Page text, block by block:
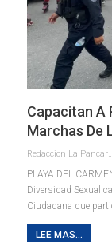
Capacitan A
Marchas De
Redaccion La Pancarta De Quintana Roo
PLAYA DEL
Diversidad Sexual
Ciudadana que
LEE MAS...